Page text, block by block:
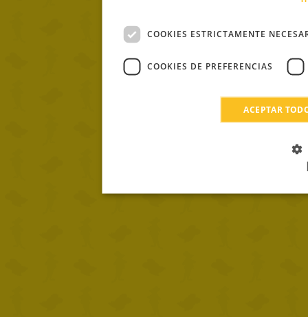
COOKIES ESTRICTAMENTE
COOKIES DE PREFERENCIAS
ACEPTAR